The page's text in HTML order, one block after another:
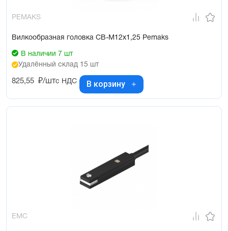
PEMAKS
Вилкообразная головка CB-M12x1,25 Pemaks
В наличии 7 шт
Удалённый склад 15 шт
825,55 ₽/штс НДС В корзину
EMC